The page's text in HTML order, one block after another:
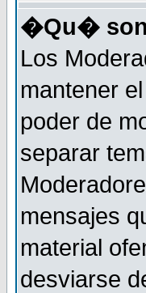
�Qu� son
Los
mantener
poder de
separar
mensajes
material
desviarse